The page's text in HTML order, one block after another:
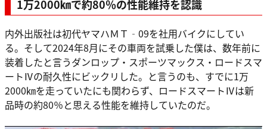
1万2000㎞で約80％の性能維持を認識
内外出版社は初代ヤマハＭＴ‐09を社用バイクにしてい
る。そして2024年8月にその車両を試乗した僕は、数年前に
装着したと言うダンロップ・スポーツマックス・ロードスマ
ートⅣの耐久性にビックリした。と言うのも、すでに1万
2000㎞を走っていたにも関わらず、ロードスマートⅣは新
品時の約80％と思える性能を維持していたのだ。